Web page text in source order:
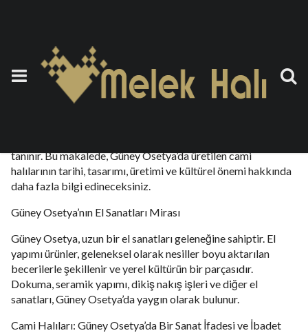
Cami Halısı Güney Osetya
6 Ekim 2023 by teoman
tanınır. Bu makalede, Güney Osetya’da üretilen cami
halılarının tarihi, tasarımı, üretimi ve kültürel önemi hakkında
daha fazla bilgi edineceksiniz.
Güney Osetya’nın El Sanatları Mirası
Güney Osetya, uzun bir el sanatları geleneğine sahiptir. El
yapımı ürünler, geleneksel olarak nesiller boyu aktarılan
becerilerle şekillenir ve yerel kültürün bir parçasıdır.
Dokuma, seramik yapımı, dikiş nakış işleri ve diğer el
sanatları, Güney Osetya’da yaygın olarak bulunur.
Cami Halıları: Güney Osetya’da Bir Sanat İfadesi ve İbadet